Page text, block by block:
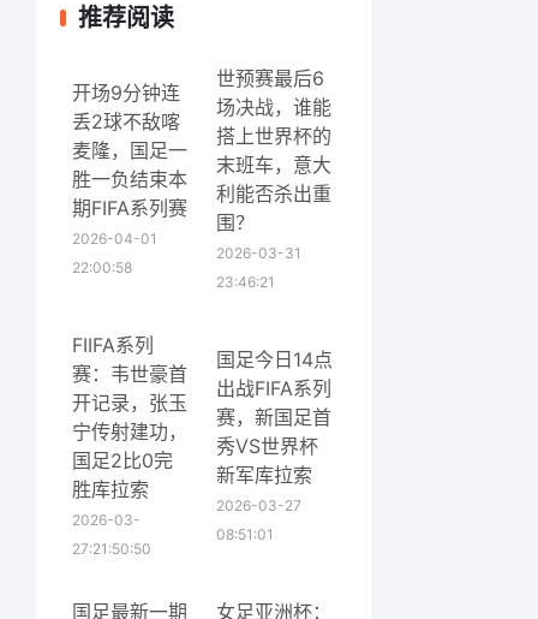
推荐阅读
开场9分钟连
丢2球不敌喀
麦隆，国足一
胜一负结束本
期FIFA系列赛
2026-04-01
22:00:58
世预赛最后6
场决战，谁能
搭上世界杯的
末班车，意大
利能否杀出重
围？
2026-03-31
23:46:21
FIIFA系列
赛：韦世豪首
开记录，张玉
宁传射建功，
国足2比0完
胜库拉索
2026-03-
27:21:50:50
国足今日14点
出战FIFA系列
赛，新国足首
秀VS世界杯
新军库拉索
2026-03-27
08:51:01
国足最新一期
女足亚洲杯：